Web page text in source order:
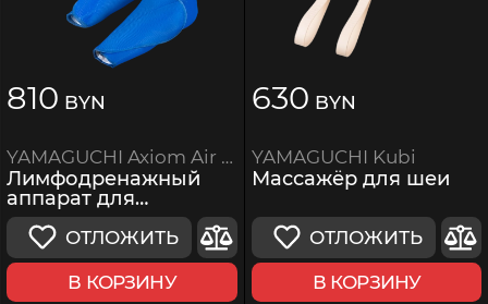
810 BYN
YAMAGUCHI Axiom Air Boots Blue
Лимфодренажный
аппарат для
прессотерапии
ОТЛОЖИТЬ
В КОРЗИНУ
630 BYN
YAMAGUCHI Kubi
Массажёр для шеи
ОТЛОЖИТЬ
В КОРЗИНУ